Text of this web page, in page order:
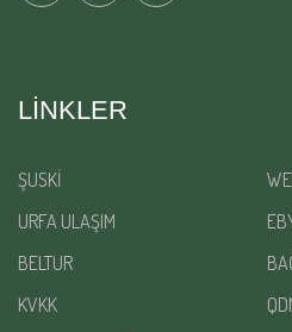
LINKLER
ŞUSKİ
URFA ULAŞIM
BELTUR
KVKK